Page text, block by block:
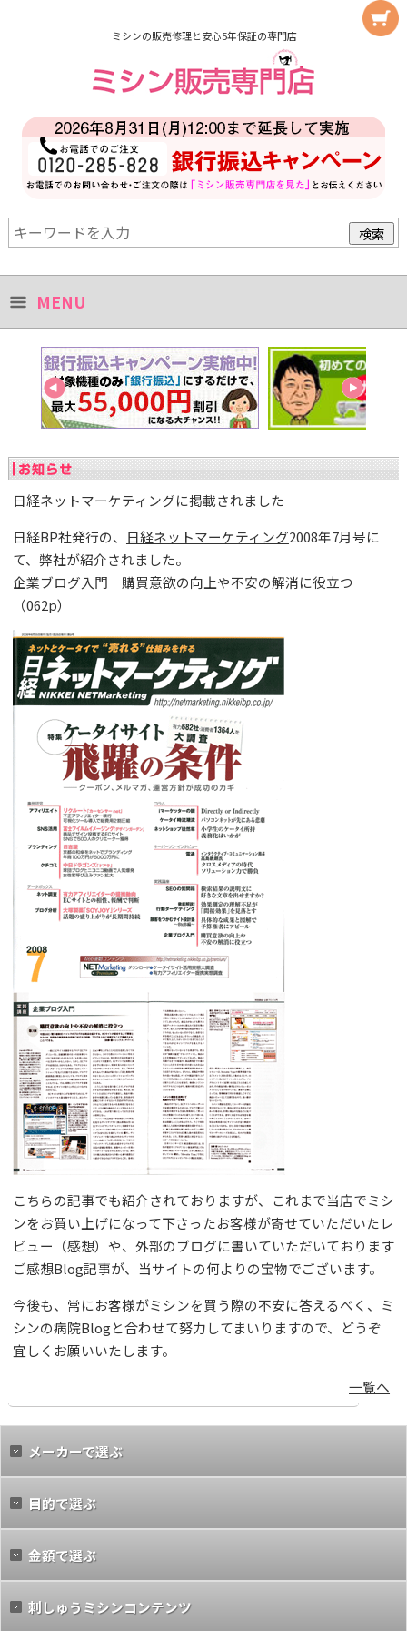
ミシンの販売修理と安心5年保証の専門店
日経ネットマーケティングに掲載されました
日経BP社発行の、 日経ネットマーケティング2008年7月号に
て、弊社が紹介されました。
企業ブログ入門 購買意欲の向上や不安の解消に役立つ
（062p）
こちらの記事でも紹介されておりますが、これまで当店でミシ
ンをお買い上げになって下さったお客様が寄せていただいたレ
ビュー（感想）や、外部のブログに書いていただいております
ご感想Blog記事が、当サイトの何よりの宝物でございます。
今後も、常にお客様がミシンを買う際の不安に答えるべく、ミ
シンの病院Blogと合わせて努力してまいりますので、どうぞ
宜しくお願いいたします。
一覧へ
メーカーで選ぶ
目的で選ぶ
金額で選ぶ
刺しゅうミシンコンテンツ